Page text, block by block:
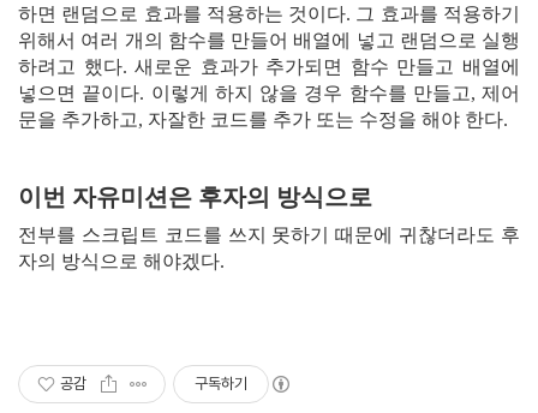
하면 랜덤으로 효과를 적용하는 것이다. 그 효과를 적용하기
위해서 여러 개의 함수를 만들어 배열에 넣고 랜덤으로 실행
하려고 했다. 새로운 효과가 추가되면 함수 만들고 배열에
넣으면 끝이다. 이렇게 하지 않을 경우 함수를 만들고, 제어
문을 추가하고, 자잘한 코드를 추가 또는 수정을 해야 한다.
이번 자유미션은 후자의 방식으로
전부를 스크립트 코드를 쓰지 못하기 때문에 귀찮더라도 후
자의 방식으로 해야겠다.
공감 구독하기